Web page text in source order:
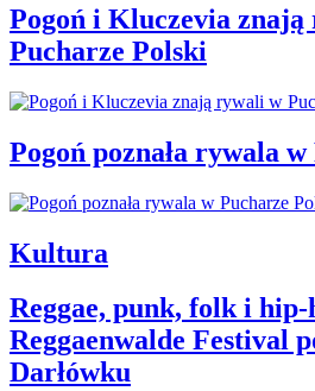
Pogoń i Kluczevia
Pucharze Polski
Pogoń poznała rywala
Kultura
Reggae, punk, folk i hip-
Reggaenwalde Festival
Darłówku